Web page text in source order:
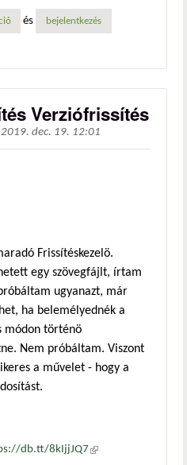
és bejelentkezés
Verziófrissítés
2019. dec. 19. 12:01
Frissítéskezelö.
egy szövegfájlt, írtam
ugyanazt, már
ha belemélyednék a
módon történö
Nem próbáltam. Viszont
a művelet - hogy a
db.tt/8kIjjJQ7 (külső